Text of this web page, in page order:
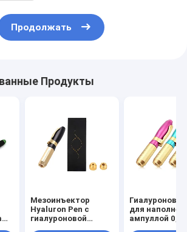
Продолжать
Продукты
Мезоинъектор
Hyaluron Pen с
гиалуроновой
для
ампуллой 0,